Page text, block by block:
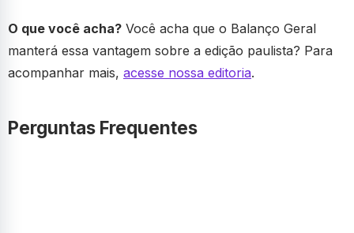
O que você acha? Você acha que o Balanço Geral
manterá essa vantagem sobre a edição paulista? Para
acompanhar mais, acesse nossa editoria.
Perguntas Frequentes